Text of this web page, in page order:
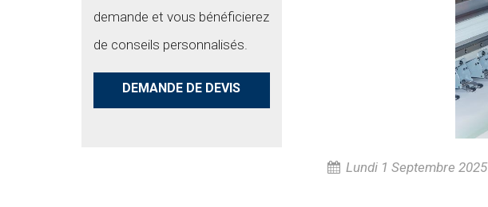
demande et vous bénéficierez
de conseils personnalisés.
DEMANDE DE DEVIS
Lundi 1 Septembre 2025